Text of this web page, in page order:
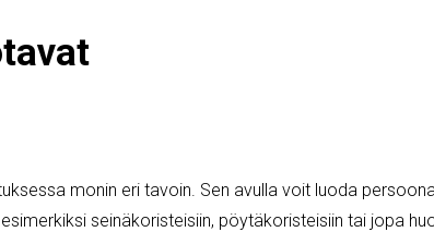
monin eri tavoin. Sen avulla voit luoda
seinäkoristeisiin, pöytäkoristeisiin tai jopa